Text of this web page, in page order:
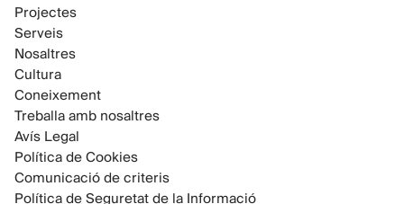
Projectes
Serveis
Nosaltres
Cultura
Coneixement
Treballa amb nosaltres
Avís Legal
Política de Cookies
Comunicació de criteris
Política de Seguretat de la Informació